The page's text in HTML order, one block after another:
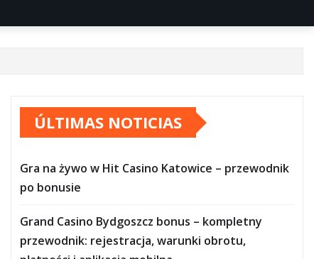
ÚLTIMAS NOTICIAS
Gra na żywo w Hit Casino Katowice – przewodnik
po bonusie
Grand Casino Bydgoszcz bonus – kompletny
przewodnik: rejestracja, warunki obrotu,